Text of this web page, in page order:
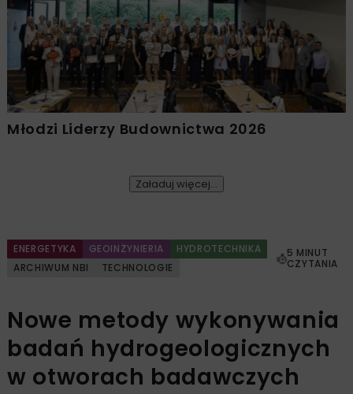
Młodzi Liderzy Budownictwa 2026
Załaduj więcej...
ENERGETYKA GEOINŻYNIERIA
HYDROTECHNIKA
ARCHIWUM NBI
TECHNOLOGIE
5 MINUT
CZYTANIA
Nowe metody wykonywania
badań hydrogeologicznych
w otworach badawczych